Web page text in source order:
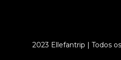
2023 Ellefantrip | Todos